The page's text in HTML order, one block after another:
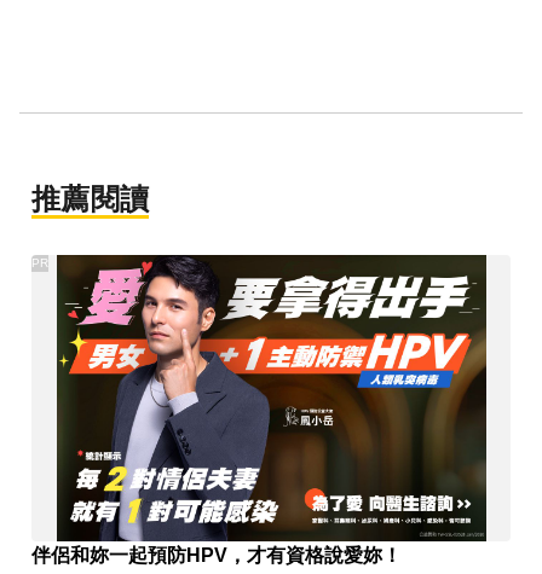
推薦閱讀
伴侶和妳一起預防HPV，才有資格說愛妳！
PR